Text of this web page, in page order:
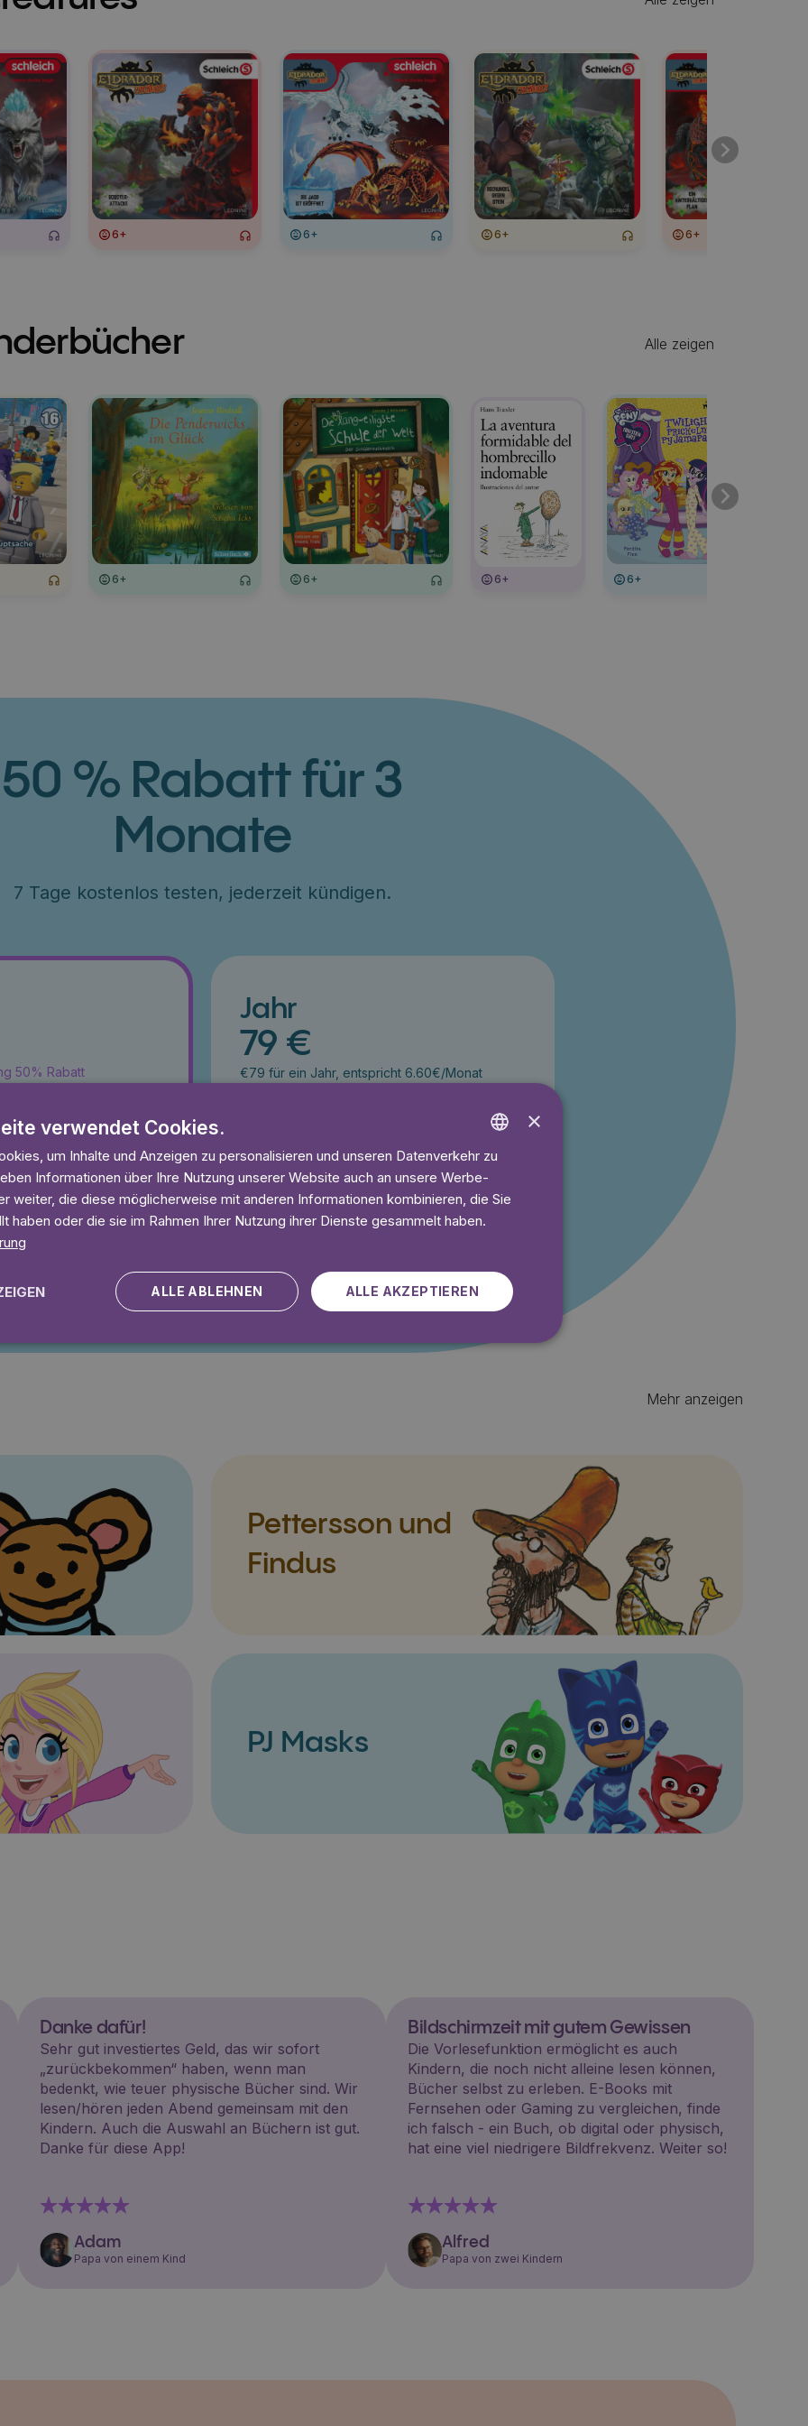
6+ 6+ 6+ 6+
Alle zeigen
6+ 6+ 6+ 6+
50 % Rabatt für 3
Monate
7 Tage kostenlos testen, jederzeit kündigen.
50% Rabatt
gratis
Jahr
79 €
€79 für ein Jahr, entspricht 6.60€/Monat
Lies 7 Tage gratis
Angebot gültig bis einschließlich 14.09.2026. Nur für Neukunden.
Mehr anzeigen
Pettersson und
Findus
PJ Masks
Danke dafür!
Sehr gut investiertes Geld, das wir sofort
„zurückbekommen“ haben, wenn man
bedenkt, wie teuer physische Bücher sind. Wir
lesen/hören jeden Abend gemeinsam mit den
Kindern. Auch die Auswahl an Büchern ist gut.
Danke für diese App!
Adam
Papa von einem Kind
Bildschirmzeit mit gutem Gewissen
Die Vorlesefunktion ermöglicht es auch
Kindern, die noch nicht alleine lesen können,
Bücher selbst zu erleben. E-Books mit
Fernsehen oder Gaming zu vergleichen, finde
ich falsch - ein Buch, ob digital oder physisch,
hat eine viel niedrigere Bildfrekvenz. Weiter so!
Alfred
Papa von zwei Kindern
ENGLISH
GERMAN
SWEDISH
×
verwendet Cookies.
um Inhalte und Anzeigen zu personalisieren und unseren Datenverkehr zu
Informationen über Ihre Nutzung unserer Website auch an unsere Werbe-
weiter, die diese möglicherweise mit anderen Informationen kombinieren, die Sie
haben oder die sie im Rahmen Ihrer Nutzung ihrer Dienste gesammelt haben.
ALLE AKZEPTIEREN
ALLE ABLEHNEN